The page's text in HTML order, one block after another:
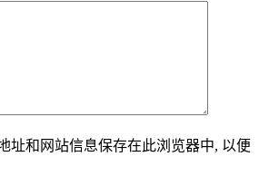
址和网站信息保存在此浏览器中, 以便